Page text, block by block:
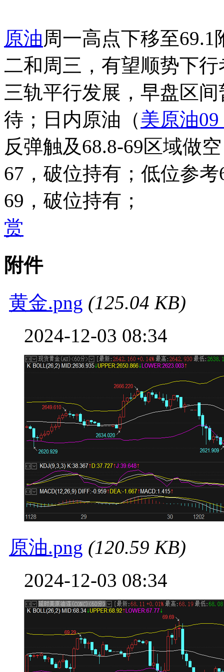
原油周一高点下移至
二和周三，有望顺势下
三轨平行发展，早盘区
待；日内原油 （美原油09
反弹触及68.8-69区域做
67，破位持有；低位参
69，破位持有；
赏
附件
黄金.png (125.04 KB)
2024-12-03 08:34
原油.png (120.59 KB)
2024-12-03 08:34